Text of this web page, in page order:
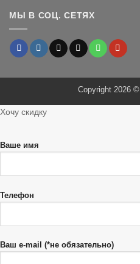
МЫ В СОЦ. СЕТЯХ
Copyright 2026 ©
Хочу скидку
Ваше имя
Телефон
Ваш e-mail (*не обязательно)